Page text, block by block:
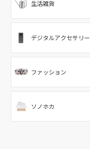
生活雑貨
デジタルアクセサリー
ファッション
ソノホカ